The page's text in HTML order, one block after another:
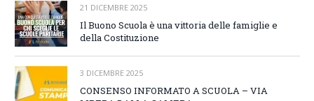
21 DICEMBRE 2025
Il Buono Scuola è una vittoria delle famiglie e
della Costituzione
3 DICEMBRE 2025
CONSENSO INFORMATO A SCUOLA – VIA